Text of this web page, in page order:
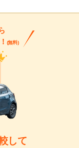
(無料)
して